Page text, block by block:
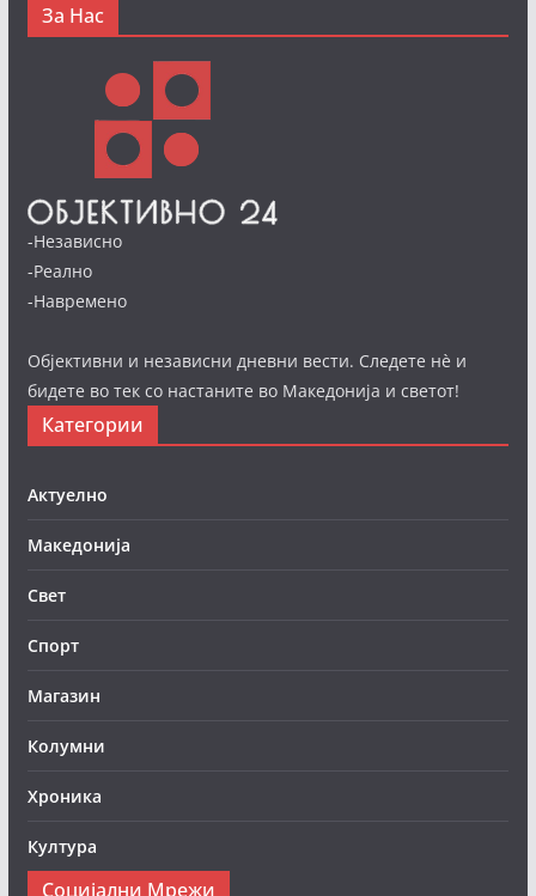
За Нас
-Независно
-Реално
-Навремено
Објективни и независни дневни вести. Следете нè и
бидете во тек со настаните во Македонија и светот!
Категории
Актуелно
Македонија
Свет
Спорт
Магазин
Колумни
Хроника
Култура
Социјални Мрежи